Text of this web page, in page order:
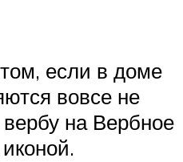
если в доме
вовсе не
на Вербное